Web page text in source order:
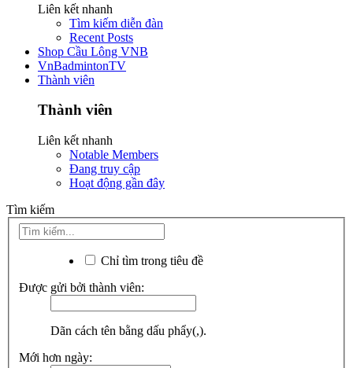
Liên kết nhanh
Tìm kiếm diễn đàn
Recent Posts
Shop Cầu Lông VNB
VnBadmintonTV
Thành viên
Thành viên
Liên kết nhanh
Notable Members
Đang truy cập
Hoạt động gần đây
Tìm kiếm
Chỉ tìm trong tiêu đề
Được gửi bởi thành viên:
Dãn cách tên bằng dấu phẩy(,).
Mới hơn ngày: